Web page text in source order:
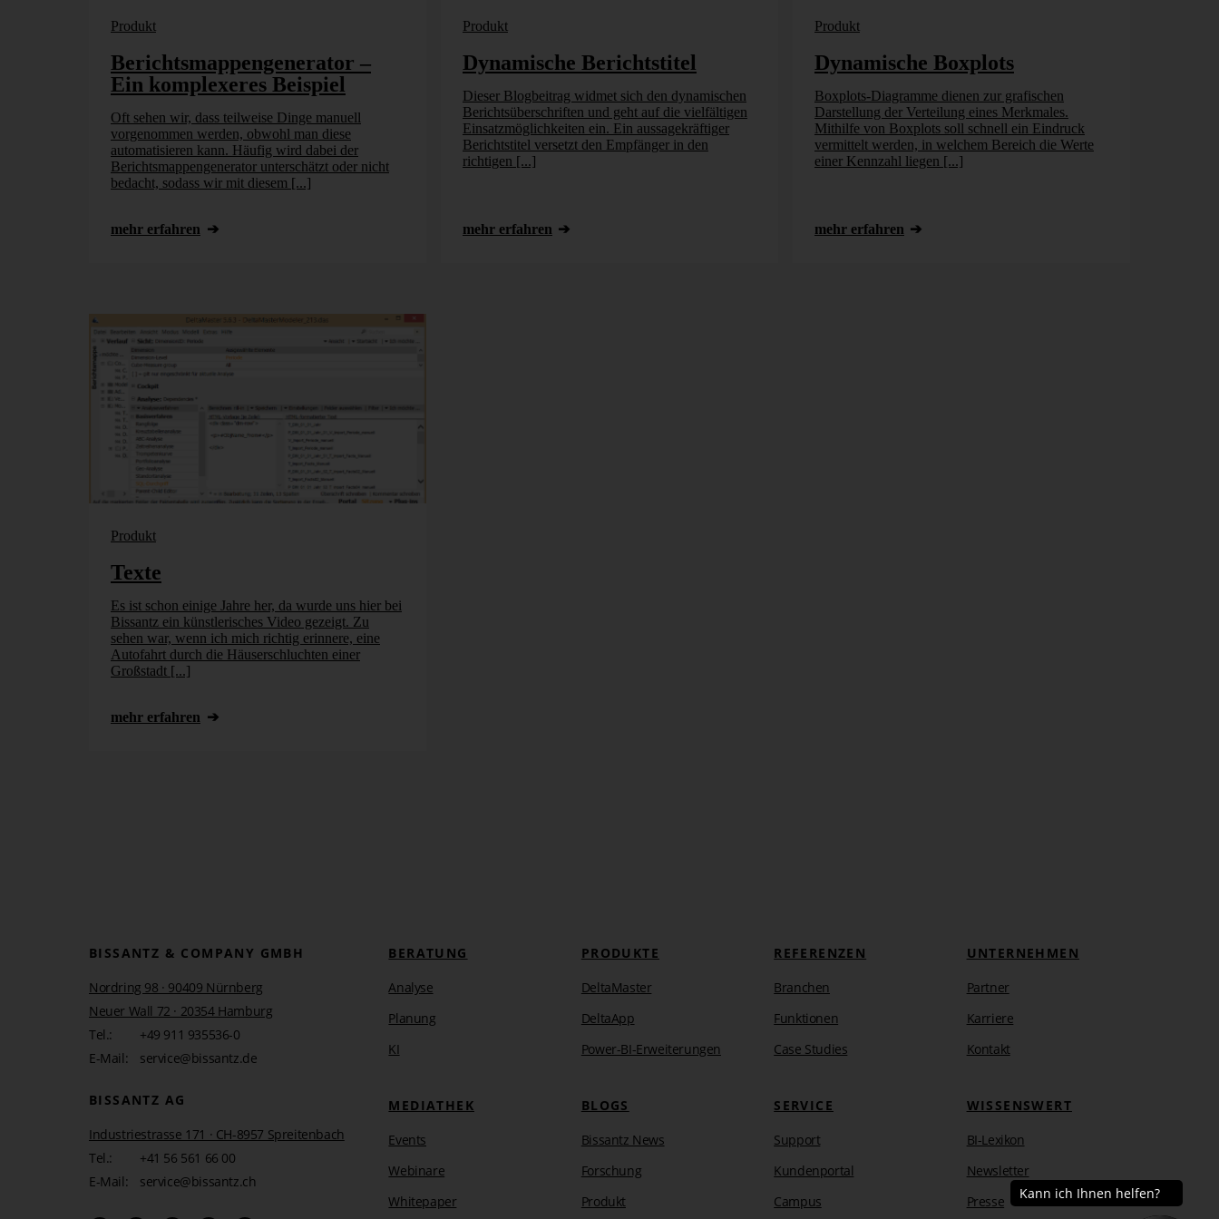
Produkt
Berichtsmappengenerator –
Ein komplexeres Beispiel
Oft sehen wir, dass teilweise Dinge manuell
vorgenommen werden, obwohl man diese
automatisieren kann. Häufig wird dabei der
Berichtsmappengenerator unterschätzt oder nicht
bedacht, sodass wir mit diesem [...]
mehr erfahren
Produkt
Dynamische Berichtstitel
Dieser Blogbeitrag widmet sich den dynamischen
Berichtsüberschriften und geht auf die vielfältigen
Einsatzmöglichkeiten ein. Ein aussagekräftiger
Berichtstitel versetzt den Empfänger in den
richtigen [...]
mehr erfahren
Produkt
Dynamische Boxplots
Boxplots-Diagramme dienen zur grafischen
Darstellung der Verteilung eines Merkmales.
Mithilfe von Boxplots soll schnell ein Eindruck
vermittelt werden, in welchem Bereich die Werte
einer Kennzahl liegen [...]
mehr erfahren
Produkt
Texte
Es ist schon einige Jahre her, da wurde uns hier bei
Bissantz ein künstlerisches Video gezeigt. Zu
sehen war, wenn ich mich richtig erinnere, eine
Autofahrt durch die Häuserschluchten einer
Großstadt [...]
mehr erfahren
BISSANTZ & COMPANY GMBH
Nordring 98 · 90409 Nürnberg
Neuer Wall 72 · 20354 Hamburg
Tel.:
+49 911 935536-0
E-Mail:
service@bissantz.de
BISSANTZ AG
Industriestrasse 171 · CH-8957 Spreitenbach
Tel.:
+41 56 561 66 00
E-Mail:
service@bissantz.ch
BERATUNG
Analyse
Planung
KI
MEDIATHEK
Events
Webinare
Whitepaper
PRODUKTE
DeltaMaster
DeltaApp
Power-BI-Erweiterungen
BLOGS
Bissantz News
Forschung
Produkt
REFERENZEN
Branchen
Funktionen
Case Studies
SERVICE
Support
Kundenportal
Campus
UNTERNEHMEN
Partner
Karriere
Kontakt
WISSENSWERT
BI-Lexikon
Newsletter
Presse